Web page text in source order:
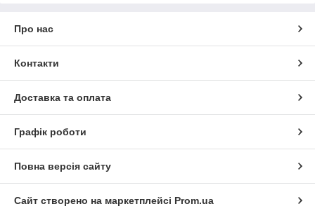
Про нас
Контакти
Доставка та оплата
Графік роботи
Повна версія сайту
Сайт створено на маркетплейсі Prom.ua